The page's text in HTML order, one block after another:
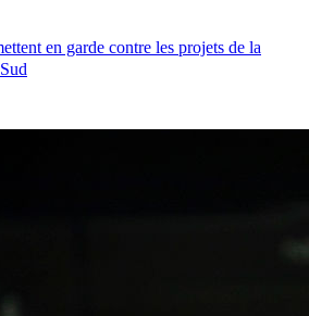
en garde contre les projets de la